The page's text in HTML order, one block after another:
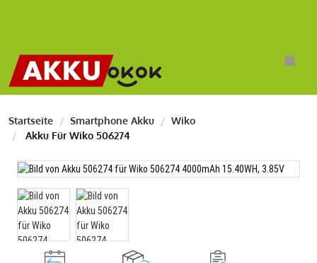
Startseite Smartphone Akku
Wiko
Akku Für Wiko 506274